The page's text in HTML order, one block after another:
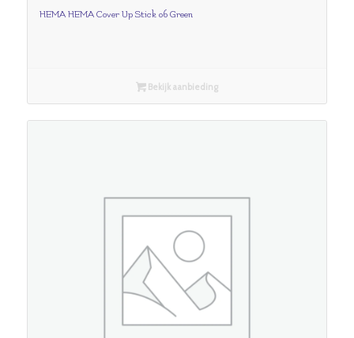
HEMA HEMA Cover Up Stick 06 Green
Bekijk aanbieding